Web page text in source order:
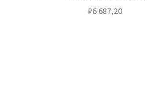
₽6 687,20